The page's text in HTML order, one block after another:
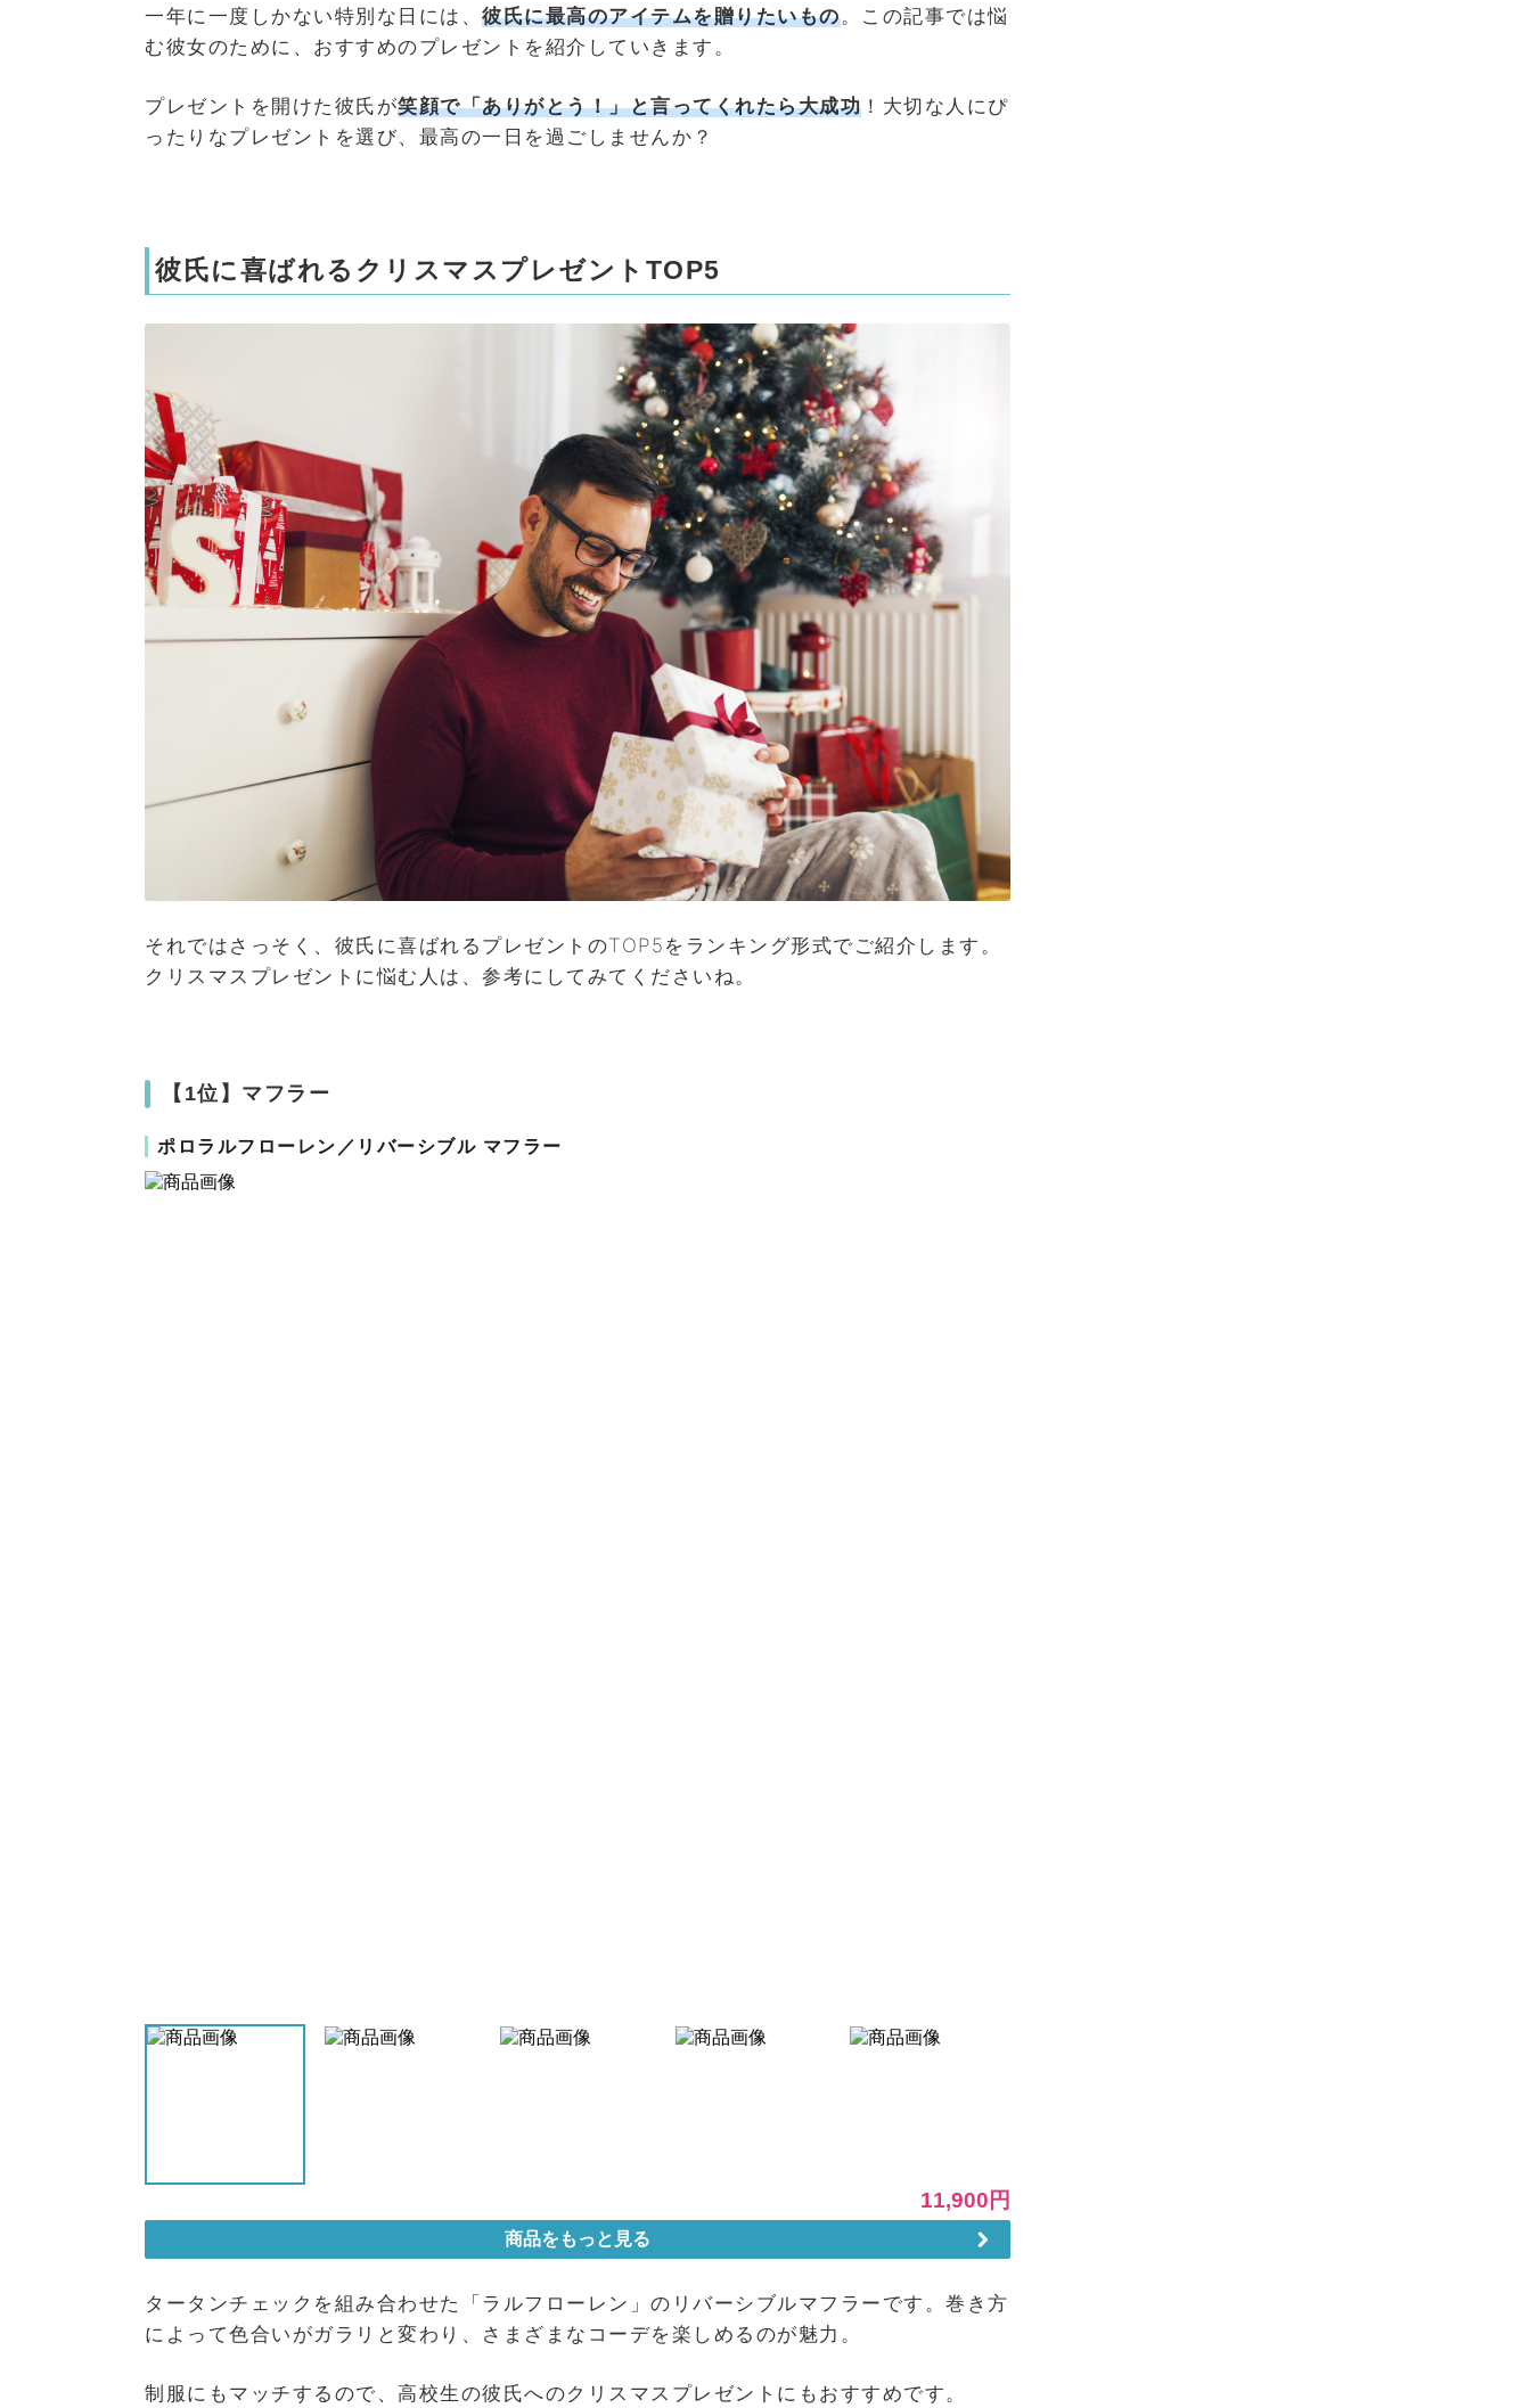
一年に一度しかない特別な日には、 彼氏に最高のアイテムを贈りたいもの。この記事では悩
む彼女のために、おすすめのプレゼントを紹介していきます。
プレゼントを開けた彼氏が笑顔で「ありがとう！」と言ってくれたら大成功 ！大切な人にぴ
ったりなプレゼントを選び、最高の一日を過ごしませんか？
彼氏に喜ばれるクリスマスプレゼントTOP5
それではさっそく、彼氏に喜ばれるプレゼントのTOP5をランキング形式でご紹介します。
クリスマスプレゼントに悩む人は、参考にしてみてくださいね。
【1位】マフラー
ポロラルフローレン／リバーシブル マフラー
タータンチェックを組み合わせた「ラルフローレン」のリバーシブルマフラーです。巻き方
によって色合いがガラリと変わり、さまざまなコーデを楽しめるのが魅力。
制服にもマッチするので、高校生の彼氏へのクリスマスプレゼントにもおすすめです。